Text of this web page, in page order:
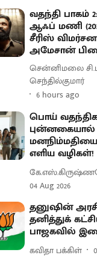
வதந்தி பாகம்
ஆஃப் மணி
சீரிஸ்
அமேசான்
சென்னிமலை
செந்தில்குமார்
6 hours ago
பொய்
எளிய வழிகள்!
04 Aug 2026
தனுஷின்
தனித்துக்
பாஜகவில்
கவிதா பக்கிள்